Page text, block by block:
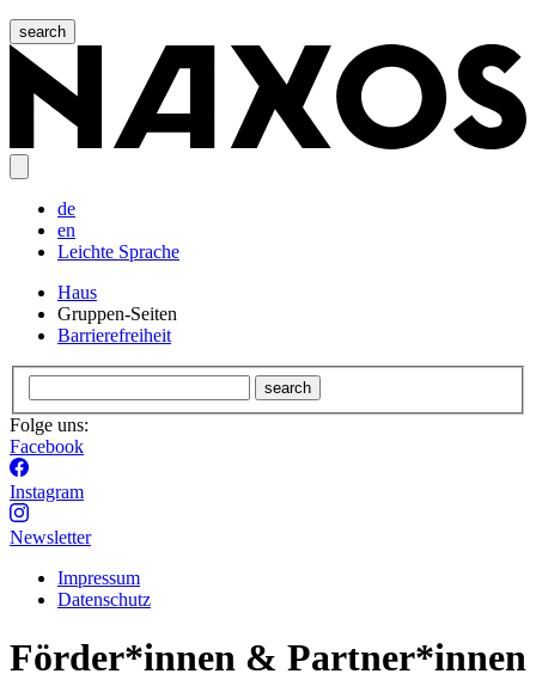
search
de
en
Leichte Sprache
Haus
Gruppen-Seiten
Barrierefreiheit
search
Folge uns:
Facebook
Instagram
Newsletter
Impressum
Datenschutz
Förder*innen & Partner*innen